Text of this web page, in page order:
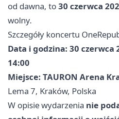
od dawna, to30 czerwca
wolny.
Szczegóły koncertu
Data i godzina: 30 czerwca
14:00
Miejsce: TAURON Arena
Lema 7, Kraków, Polska
W opisie wydarzenia nie